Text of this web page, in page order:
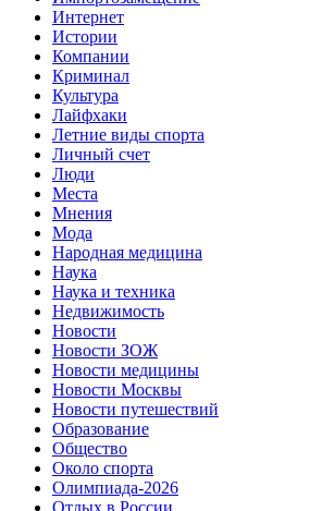
Интернет
Истории
Компании
Криминал
Культура
Лайфхаки
Летние виды спорта
Личный счет
Люди
Места
Мнения
Мода
Народная медицина
Наука
Наука и техника
Недвижимость
Новости
Новости ЗОЖ
Новости медицины
Новости Москвы
Новости путешествий
Образование
Общество
Около спорта
Олимпиада-2026
Отдых в России